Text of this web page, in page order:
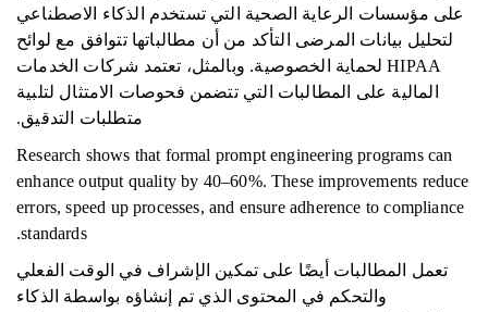
على مؤسسات الرعاية الصحية التي تستخدم الذكاء الاصطناعي
لتحليل بيانات المرضى التأكد من أن مطالباتها تتوافق مع لوائح
HIPAA لحماية الخصوصية. وبالمثل، تعتمد شركات الخدمات
المالية على المطالبات التي تتضمن فحوصات الامتثال لتلبية
متطلبات التدقيق.
Research shows that formal prompt engineering programs can
enhance output quality by 40–60%. These improvements reduce
errors, speed up processes, and ensure adherence to compliance
standards.
تعمل المطالبات أيضًا على تمكين الإشراف في الوقت الفعلي
والتحكم في المحتوى الذي تم إنشاؤه بواسطة الذكاء